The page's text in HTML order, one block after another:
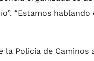
“Estamos
Policía de